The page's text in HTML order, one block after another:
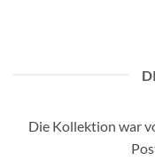
Die Kollektion war